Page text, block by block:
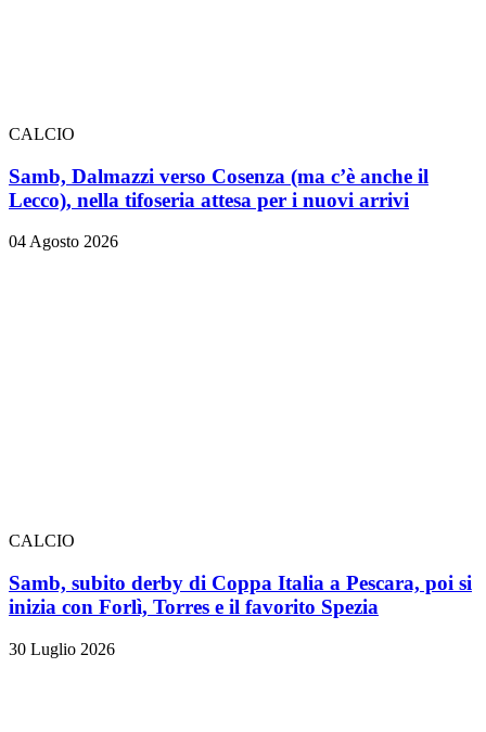
CALCIO
Samb, Dalmazzi verso Cosenza (ma c’è anche il
Lecco), nella tifoseria attesa per i nuovi arrivi
04 Agosto 2026
CALCIO
Samb, subito derby di Coppa Italia a Pescara, poi si
inizia con Forlì, Torres e il favorito Spezia
30 Luglio 2026